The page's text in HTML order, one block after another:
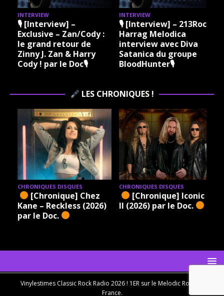
INTERVIEW
🎙 [Interview] –
Exclusive – Zan/Cody :
le grand retour de
Zinny J. Zan & Harry
Cody ! par le Doc🎙
INTERVIEW
🎙 [Interview] – 213Rock
Harrag Melodica
interview avec Diva
Satanica du groupe
BloodHunter🎙
LES CHRONIQUES !
CHRONIQUES DISQUES
[Chronique] Chez
Kane – Reckless (2026)
par le Doc.
CHRONIQUES DISQUES
[Chronique] Iconic –
II (2026) par le Doc.
Vinylestimes Classic Rock Radio 2026 ! 1ER sur le Melodic Rock en
France.